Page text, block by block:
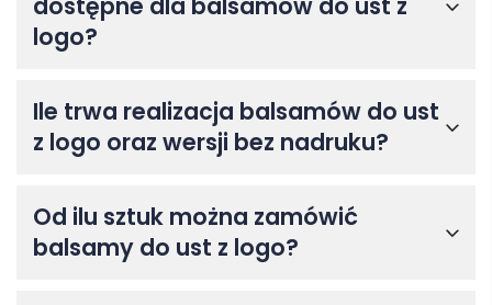
logo?
Ile trwa realizacja balsamów do ust
z logo oraz wersji bez nadruku?
Od ilu sztuk można zamówić
balsamy do ust z logo?